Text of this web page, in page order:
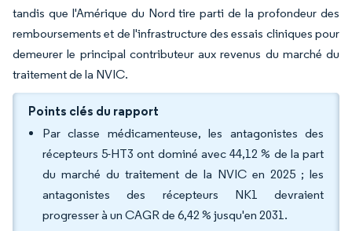
tandis que l'Amérique du Nord tire parti de la profondeur des
remboursements et de l'infrastructure des essais cliniques pour
demeurer le principal contributeur aux revenus du marché du
traitement de la NVIC.
Points clés du rapport
Par classe médicamenteuse, les antagonistes des
récepteurs 5-HT3 ont dominé avec 44,12 % de la part
du marché du traitement de la NVIC en 2025 ; les
antagonistes des récepteurs NK1 devraient
progresser à un CAGR de 6,42 % jusqu'en 2031.